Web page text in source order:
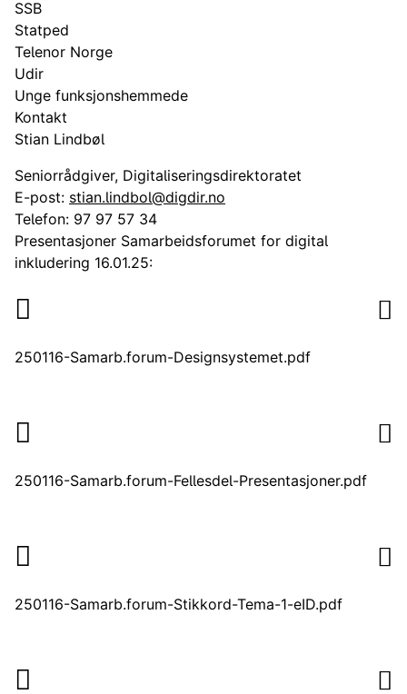
SSB
Statped
Telenor Norge
Udir
Unge funksjonshemmede
Kontakt
Stian Lindbøl
Seniorrådgiver, Digitaliseringsdirektoratet
E-post: stian.lindbol@digdir.no
Telefon: 97 97 57 34
Presentasjoner Samarbeidsforumet for digital
inkludering 16.01.25:
250116-Samarb.forum-Designsystemet.pdf
250116-Samarb.forum-Fellesdel-Presentasjoner.pdf
250116-Samarb.forum-Stikkord-Tema-1-eID.pdf